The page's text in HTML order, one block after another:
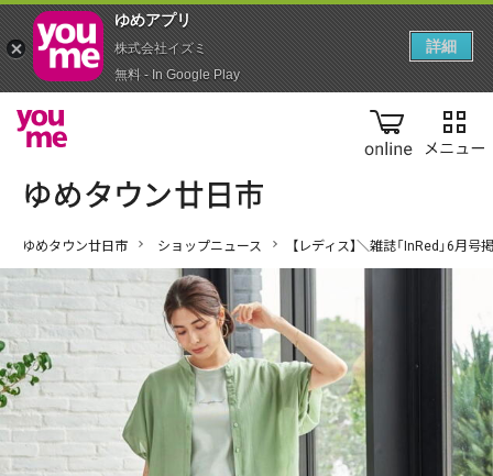
online
ゆめタウン廿日市 ショップニュース 【レディス】＼雑誌「InRed」6月
ゆめアプ‪リ‬
株式会社イズミ
無料 - In Google Play
詳細